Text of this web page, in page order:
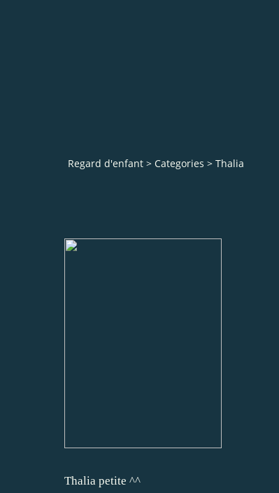
Regard d'enfant > Categories > Thalia
Thalia petite ^^